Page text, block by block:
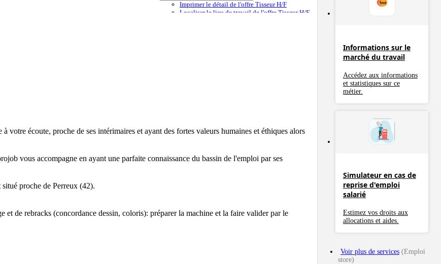
Imprimerle détail de l'offre Tisseur H/F
Localiserle lieu de travail de l'offre Tisseur H/F
écoute, proche de ses intérimaires et ayant des fortes valeurs humaines et éthiques alors
vous accompagne en ayant une parfaite connaissance du bassin de l'emploi par ses
proche de Perreux (42).
et de rebracks (concordance dessin, coloris): préparer la machine et la faire valider par le
Informations sur le
marché du travail
Accédez aux informations
et statistiques sur ce
métier.
Simulateur en cas de
reprise d'emploi
salarié
Estimez vos droits aux
allocations et aides.
Voir plus de services (Emploi
store)